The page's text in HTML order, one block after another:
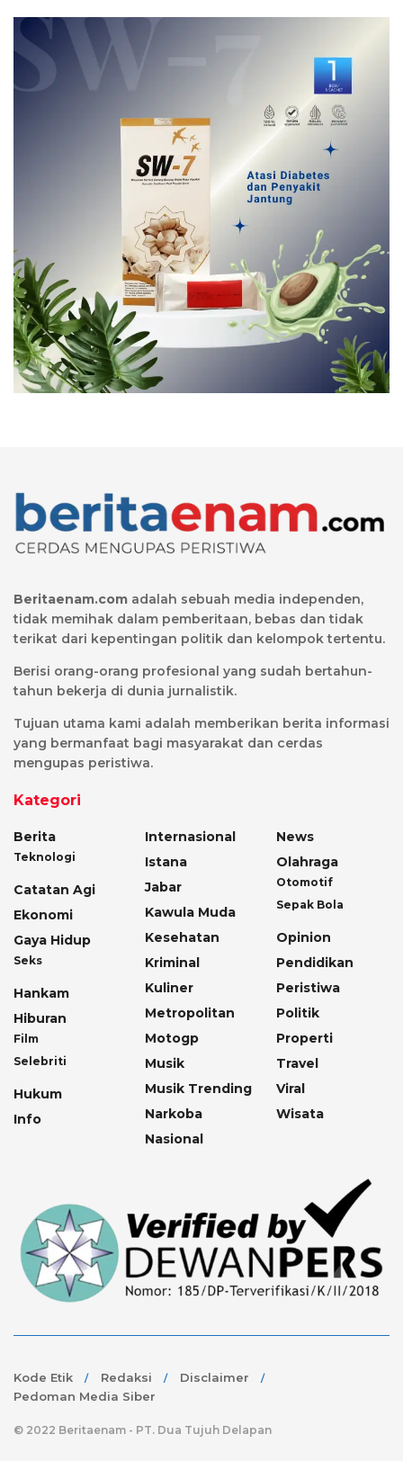
Beritaenam.com adalah sebuah media independen,
tidak memihak dalam pemberitaan, bebas dan tidak
terikat dari kepentingan politik dan kelompok tertentu.
Berisi orang-orang profesional yang sudah bertahun-
tahun bekerja di dunia jurnalistik.
Tujuan utama kami adalah memberikan berita informasi
yang bermanfaat bagi masyarakat dan cerdas
mengupas peristiwa.
Kategori
Berita
Teknologi
Catatan Agi
Ekonomi
Gaya Hidup
Seks
Hankam
Hiburan
Film
Selebriti
Hukum
Info
Internasional
Istana
Jabar
Kawula Muda
Kesehatan
Kriminal
Kuliner
Metropolitan
Motogp
Musik
Musik Trending
Narkoba
Nasional
News
Olahraga
Otomotif
Sepak Bola
Opinion
Pendidikan
Peristiwa
Politik
Properti
Travel
Viral
Wisata
Kode Etik Redaksi
Disclaimer
Pedoman Media Siber
© 2022 Beritaenam - PT. Dua Tujuh Delapan